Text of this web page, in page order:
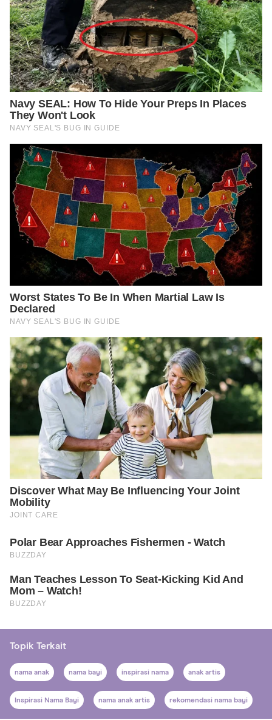
Topik Terkait
nama anak nama bayi inspirasi nama anak artis
Inspirasi Nama Bayi nama anak artis rekomendasi nama bayi